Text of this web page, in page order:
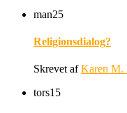
man25
Religionsdialog?
Skrevet afKaren M.
tors15